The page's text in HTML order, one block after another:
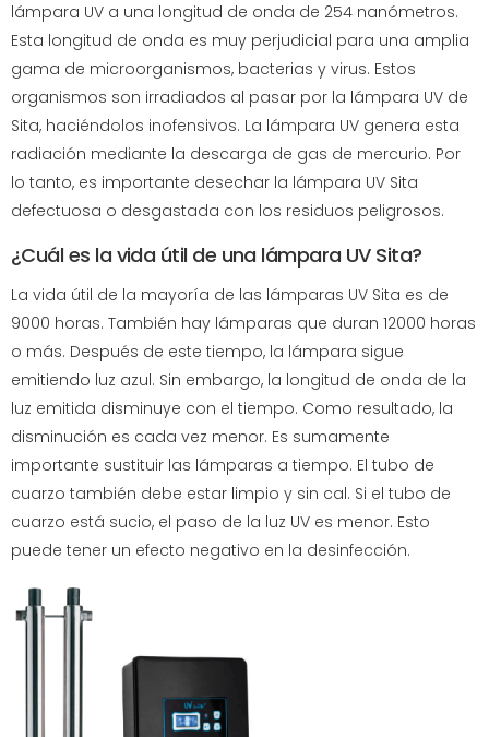
lámpara UV a una longitud de onda de 254 nanómetros.
Esta longitud de onda es muy perjudicial para una amplia
gama de microorganismos, bacterias y virus. Estos
organismos son irradiados al pasar por la lámpara UV de
Sita, haciéndolos inofensivos. La lámpara UV genera esta
radiación mediante la descarga de gas de mercurio. Por
lo tanto, es importante desechar la lámpara UV Sita
defectuosa o desgastada con los residuos peligrosos.
¿Cuál es la vida útil de una lámpara UV Sita?
La vida útil de la mayoría de las lámparas UV Sita es de
9000 horas. También hay lámparas que duran 12000 horas
o más. Después de este tiempo, la lámpara sigue
emitiendo luz azul. Sin embargo, la longitud de onda de la
luz emitida disminuye con el tiempo. Como resultado, la
disminución es cada vez menor. Es sumamente
importante sustituir las lámparas a tiempo. El tubo de
cuarzo también debe estar limpio y sin cal. Si el tubo de
cuarzo está sucio, el paso de la luz UV es menor. Esto
puede tener un efecto negativo en la desinfección.